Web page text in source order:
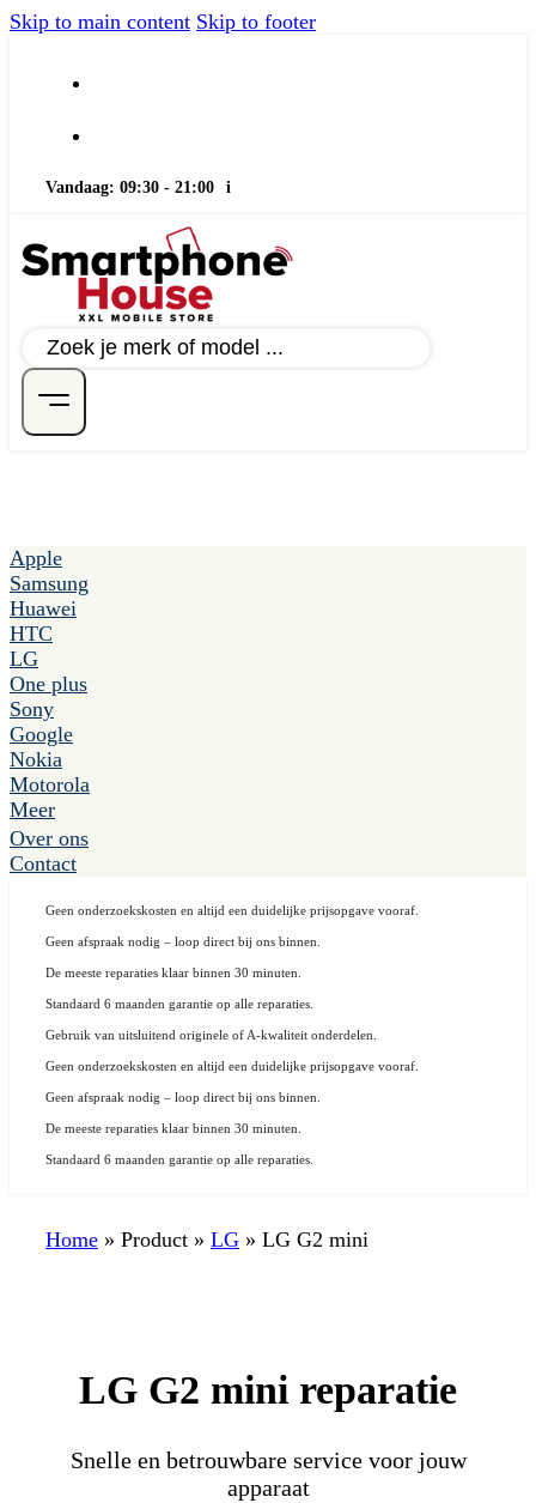
Skip to main content Skip to footer
Vandaag: 09:30 - 21:00 i
Apple
Samsung
Huawei
HTC
LG
One plus
Sony
Google
Nokia
Motorola
Meer
Over ons
Contact
Geen onderzoekskosten en altijd een duidelijke prijsopgave vooraf.
Geen afspraak nodig – loop direct bij ons binnen.
De meeste reparaties klaar binnen 30 minuten.
Standaard 6 maanden garantie op alle reparaties.
Gebruik van uitsluitend originele of A-kwaliteit onderdelen.
Geen onderzoekskosten en altijd een duidelijke prijsopgave vooraf.
Geen afspraak nodig – loop direct bij ons binnen.
De meeste reparaties klaar binnen 30 minuten.
Standaard 6 maanden garantie op alle reparaties.
Home » Product » LG » LG G2 mini
LG G2 mini reparatie
Snelle en betrouwbare service voor jouw
apparaat